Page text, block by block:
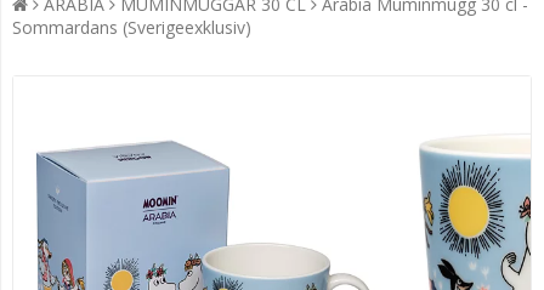
Sommardans (Sverigeexklusiv)